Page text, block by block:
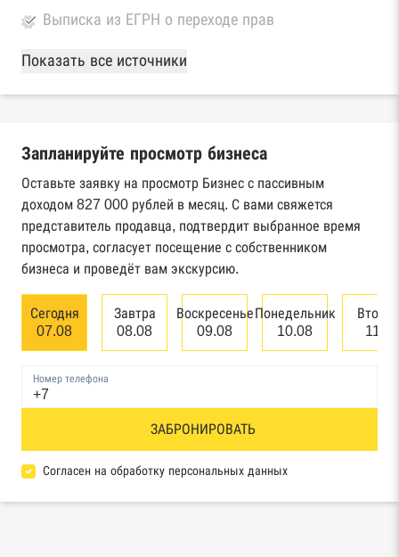
Выписка из ЕГРН о переходе прав
База Росстата
Реестры ЕГРЮЛ и ЕГРИП Федеральной
Реестр государственных контрактов
Федерального казначейства
Картотека арбитражных дел Высшего
арбитражного суда
банкротстве юридических лиц
Единый федеральный реестр сведений о
банкротстве физических лиц
Реестр товарных знаков и знаков обслуживания
База исполнительного производства
Показать все источники
Запланируйте просмотр бизнеса
Оставьте заявку на просмотр Бизнес с пассивным
доходом 827 000 рублей в месяц. С вами свяжется
представитель продавца, подтвердит выбранное время
просмотра, согласует посещение с собственником
бизнеса и проведёт вам экскурсию.
Сегодня
07.08
Завтра
08.08
Воскресенье
09.08
Понедельник
10.08
11.08
Номер телефона
ЗАБРОНИРОВАТЬ
Согласен на обработку персональных данных